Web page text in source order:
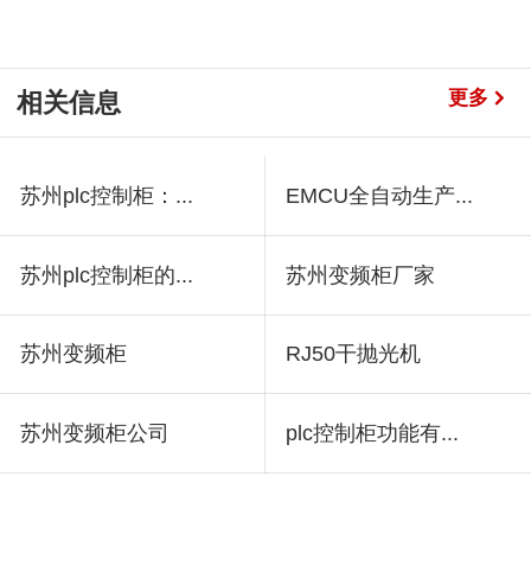
相关信息 更多
苏州plc控制柜：... EMCU全自动生产...
苏州plc控制柜的... 苏州变频柜厂家
苏州变频柜 RJ50干抛光机
苏州变频柜公司 plc控制柜功能有...